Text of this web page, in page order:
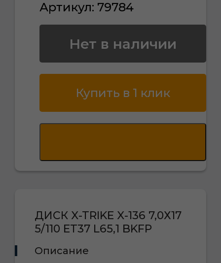
Артикул: 79784
Нет в наличии
Купить в 1 клик
ДИСК X-TRIKE X-136 7,0Х17
5/110 ET37 L65,1 BKFP
Описание